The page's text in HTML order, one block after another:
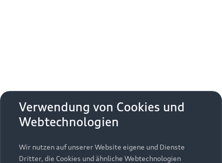
Zurück nach oben
Modelle
Alle Modelle
Kaufen & leasen
Verwendung von Cookies und
Webtechnologien
Wir nutzen auf unserer Website eigene und Dienste
Dritter, die Cookies und ähnliche Webtechnologien